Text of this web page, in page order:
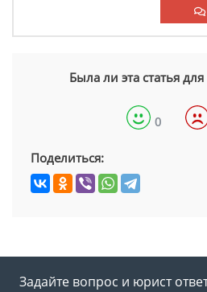
Была ли эта статья
0
Поделиться:
Задайте вопрос и юрист